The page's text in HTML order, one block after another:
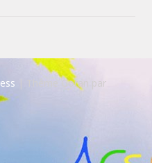
Thème Goran par